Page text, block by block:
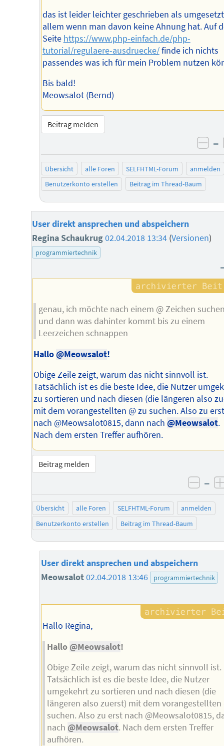
das ist leider leichter geschrieben als
allem wenn man davon keine Ahnung hat. Auf
Seite https://www.php-einfach.de/php-
tutorial/regulaere-ausdruecke/finde ich nichts
passendes was ich für mein Problem nutzen
Bis bald!
Meowsalot (Bernd)
Beitrag melden
–
Übersicht alle Foren SELFHTML-Forum
anmelden
Benutzerkonto erstellen
Beitrag im Thread-Baum
User direkt ansprechen und abspeichern
Regina Schaukrug02.04.2018 13:34 (Versionen)
programmiertechnik
genau, ich möchte nach einem @ Zeichen
und dann was dahinter kommt bis zu einem
Leerzeichen schnappen
Hallo@Meowsalot!
Obige Zeile zeigt, warum das nicht sinnvoll ist.
Tatsächlich ist es die beste Idee, die Nutzer
zu sortieren und nach diesen (die längeren also
mit dem vorangestellten @ zu suchen. Also zu
nach @Meowsalot0815, dann nach@Meowsalot.
Nach dem ersten Treffer aufhören.
Beitrag melden
–
Übersicht alle Foren SELFHTML-Forum
anmelden
Benutzerkonto erstellen
Beitrag im Thread-Baum
User direkt ansprechen und abspeichern
Meowsalot02.04.2018 13:46 programmiertechnik
Hallo Regina,
Hallo @Meowsalot!
Obige Zeile zeigt, warum das nicht sinnvoll ist.
Tatsächlich ist es die beste Idee, die Nutzer
umgekehrt zu sortieren und nach diesen (die
längeren also zuerst) mit dem vorangestellten
suchen. Also zu erst nach @Meowsalot0815,
nach @Meowsalot. Nach dem ersten Treffer
aufhören.